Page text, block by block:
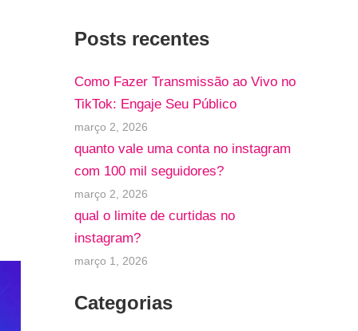
Posts recentes
Como Fazer Transmissão ao Vivo no
TikTok: Engaje Seu Público
março 2, 2026
quanto vale uma conta no instagram
com 100 mil seguidores?
março 2, 2026
qual o limite de curtidas no
instagram?
março 1, 2026
Categorias